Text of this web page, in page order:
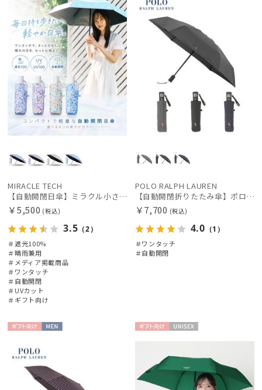
MIRACLE TECH
【自動開閉日傘】ミラクル小さい傘 ミラクルテックプロ (MIRACLE TECH Pro) カラフルドット 晴雨兼用 遮光100 ワンタッチ開閉
￥5,500 (税込)
3.5 （2）
＃遮光100%
＃晴雨兼用
＃メディア掲載商品
＃ワンタッチ
＃自動開閉
＃UVカット
＃ギフト向け
POLO RALPH LAUREN
【自動開閉折りたたみ傘】ポロ ラルフ ローレン (POLO RALPH LAUREN) ストライプ ワンタッチ開閉
￥7,700 (税込)
4.0 （1）
＃ワンタッチ
＃自動開閉
向け